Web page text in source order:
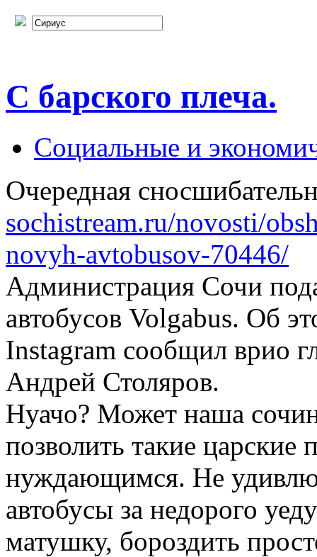
С барского плеча.
Социальные и
Очередная
sochistream.ru/novosti/
novyh-avtobusov-70446/
Администрация Сочи
автобусов Volgabus. Об
Instagram сообщил врио
Андрей Столяров.
Нуачо? Может наша
позволить такие царские
нуждающимся. Не
автобусы за недорого
матушку, бороздить